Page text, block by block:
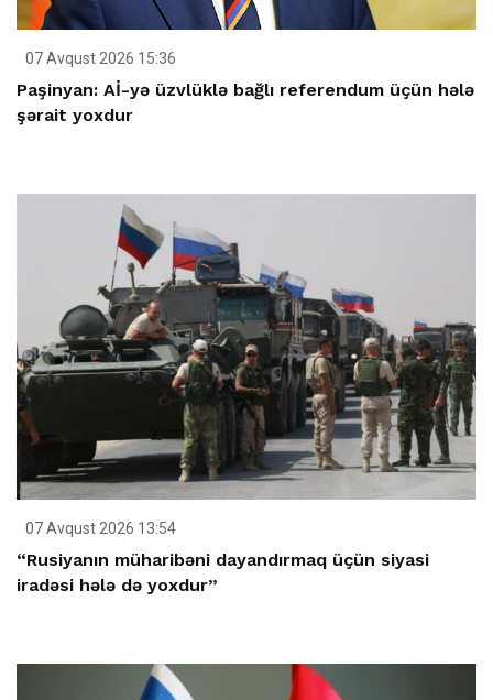
07 Avqust 2026 15:36
Paşinyan: Aİ-yə üzvlüklə bağlı referendum üçün hələ
şərait yoxdur
07 Avqust 2026 13:54
“Rusiyanın müharibəni dayandırmaq üçün siyasi
iradəsi hələ də yoxdur”